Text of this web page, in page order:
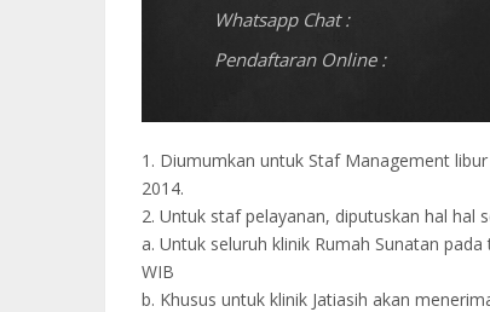
Whatsapp Chat :
Pendaftaran Online :
1. Diumumkan untuk Staf Management
2014.
2. Untuk staf pelayanan, diputuskan hal hal
a. Untuk seluruh klinik Rumah Sunatan
WIB
b. Khusus untuk klinik Jatiasih akan